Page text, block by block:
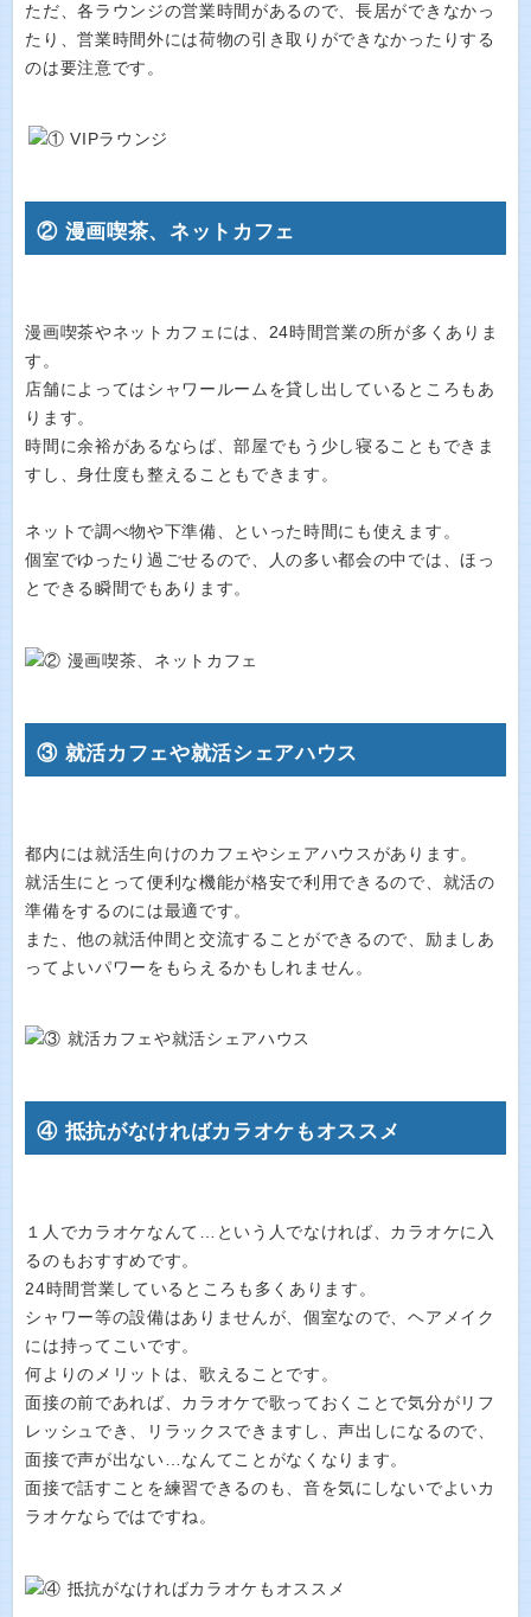
ただ、各ラウンジの営業時間があるので、長居ができなかっ
たり、営業時間外には荷物の引き取りができなかったりする
のは要注意です。
② 漫画喫茶、ネットカフェ
漫画喫茶やネットカフェには、24時間営業の所が多くありま
す。
店舗によってはシャワールームを貸し出しているところもあ
ります。
時間に余裕があるならば、部屋でもう少し寝ることもできま
すし、身仕度も整えることもできます。
ネットで調べ物や下準備、といった時間にも使えます。
個室でゆったり過ごせるので、人の多い都会の中では、ほっ
とできる瞬間でもあります。
③ 就活カフェや就活シェアハウス
都内には就活生向けのカフェやシェアハウスがあります。
就活生にとって便利な機能が格安で利用できるので、就活の
準備をするのには最適です。
また、他の就活仲間と交流することができるので、励ましあ
ってよいパワーをもらえるかもしれません。
④ 抵抗がなければカラオケもオススメ
１人でカラオケなんて…という人でなければ、カラオケに入
るのもおすすめです。
24時間営業しているところも多くあります。
シャワー等の設備はありませんが、個室なので、ヘアメイク
には持ってこいです。
何よりのメリットは、歌えることです。
面接の前であれば、カラオケで歌っておくことで気分がリフ
レッシュでき、リラックスできますし、声出しになるので、
面接で声が出ない…なんてことがなくなります。
面接で話すことを練習できるのも、音を気にしないでよいカ
ラオケならではですね。